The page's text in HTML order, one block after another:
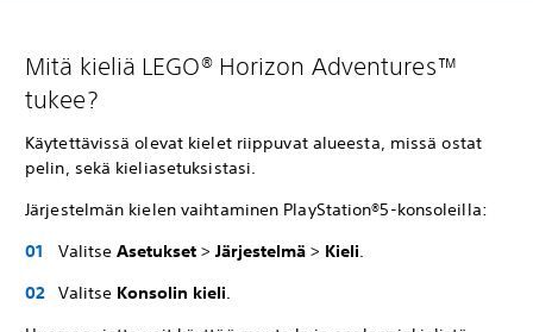
Mitä kieliä LEGO® Horizon Adventures™
tukee?
Käytettävissä olevat kielet riippuvat alueesta, missä ostat
pelin, sekä kieliasetuksistasi.
Järjestelmän kielen vaihtaminen PlayStation®5-konsoleilla:
Valitse Asetukset > Järjestelmä > Kieli.
Valitse Konsolin kieli.